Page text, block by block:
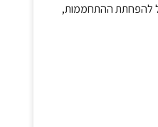
להפחתת ההתחממות,